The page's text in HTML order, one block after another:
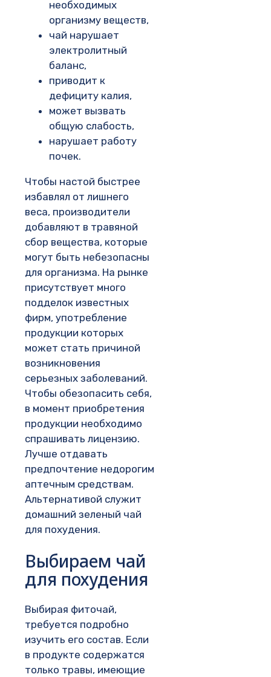
необходимых
организму веществ,
чай нарушает
электролитный
баланс,
приводит к
дефициту калия,
может вызвать
общую слабость,
нарушает работу
почек.
Чтобы настой быстрее
избавлял от лишнего
веса, производители
добавляют в травяной
сбор вещества, которые
могут быть небезопасны
для организма. На рынке
присутствует много
подделок известных
фирм, употребление
продукции которых
может стать причиной
возникновения
серьезных заболеваний.
Чтобы обезопасить себя,
в момент приобретения
продукции необходимо
спрашивать лицензию.
Лучше отдавать
предпочтение недорогим
аптечным средствам.
Альтернативой служит
домашний зеленый чай
для похудения.
Выбираем чай
для похудения
Выбирая фиточай,
требуется подробно
изучить его состав. Если
в продукте содержатся
только травы, имеющие